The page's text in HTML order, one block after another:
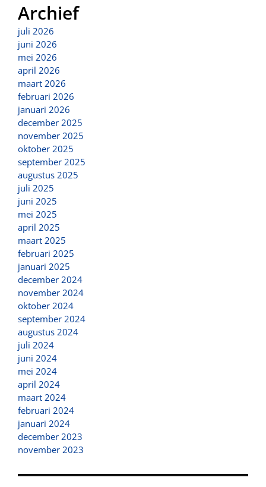
Archief
juli 2026
juni 2026
mei 2026
april 2026
maart 2026
februari 2026
januari 2026
december 2025
november 2025
oktober 2025
september 2025
augustus 2025
juli 2025
juni 2025
mei 2025
april 2025
maart 2025
februari 2025
januari 2025
december 2024
november 2024
oktober 2024
september 2024
augustus 2024
juli 2024
juni 2024
mei 2024
april 2024
maart 2024
februari 2024
januari 2024
december 2023
november 2023